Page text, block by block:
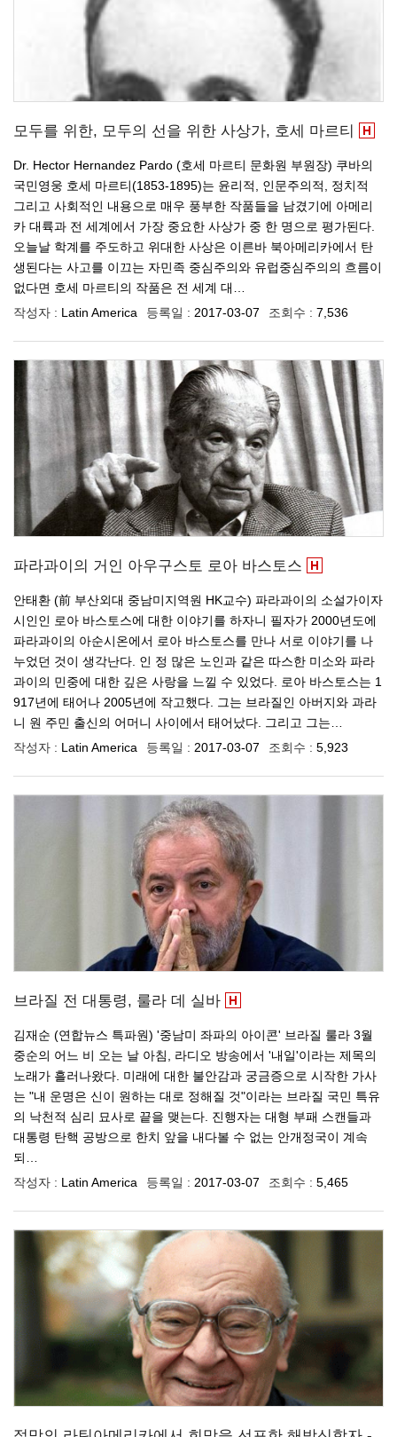
모두를 위한, 모두의 선을 위한 사상가, 호세 마르티
Dr. Hector Hernandez Pardo (호세 마르티 문화원 부원장) 쿠바의
국민영웅 호세 마르티(1853-1895)는 윤리적, 인문주의적, 정치적
그리고 사회적인 내용으로 매우 풍부한 작품들을 남겼기에 아메리
카 대륙과 전 세계에서 가장 중요한 사상가 중 한 명으로 평가된다.
오늘날 학계를 주도하고 위대한 사상은 이른바 북아메리카에서 탄
생된다는 사고를 이끄는 자민족 중심주의와 유럽중심주의의 흐름이
없다면 호세 마르티의 작품은 전 세계 대…
작성자 : Latin America 등록일 : 2017-03-07 조회수 : 7,536
파라과이의 거인 아우구스토 로아 바스토스
안태환 (前 부산외대 중남미지역원 HK교수) 파라과이의 소설가이자
시인인 로아 바스토스에 대한 이야기를 하자니 필자가 2000년도에
파라과이의 아순시온에서 로아 바스토스를 만나 서로 이야기를 나
누었던 것이 생각난다. 인 정 많은 노인과 같은 따스한 미소와 파라
과이의 민중에 대한 깊은 사랑을 느낄 수 있었다. 로아 바스토스는 1
917년에 태어나 2005년에 작고했다. 그는 브라질인 아버지와 과라
니 원 주민 출신의 어머니 사이에서 태어났다. 그리고 그는…
작성자 : Latin America 등록일 : 2017-03-07 조회수 : 5,923
브라질 전 대통령, 룰라 데 실바
김재순 (연합뉴스 특파원) '중남미 좌파의 아이콘' 브라질 룰라 3월
중순의 어느 비 오는 날 아침, 라디오 방송에서 '내일'이라는 제목의
노래가 흘러나왔다. 미래에 대한 불안감과 궁금증으로 시작한 가사
는 "내 운명은 신이 원하는 대로 정해질 것"이라는 브라질 국민 특유
의 낙천적 심리 묘사로 끝을 맺는다. 진행자는 대형 부패 스캔들과
대통령 탄핵 공방으로 한치 앞을 내다볼 수 없는 안개정국이 계속
되…
작성자 : Latin America 등록일 : 2017-03-07 조회수 : 5,465